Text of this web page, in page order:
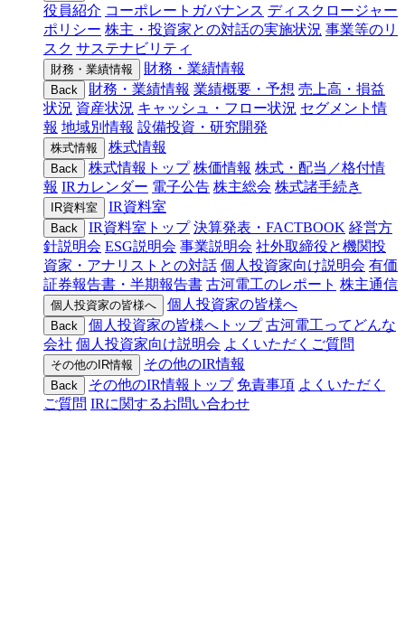
役員紹介 コーポレートガバナンス ディスクロージャー
ポリシー 株主・投資家との対話の実施状況 事業等のリ
スク サステナビリティ
財務・業績情報 財務・業績情報
Back 財務・業績情報 業績概要・予想 売上高・損益
状況 資産状況 キャッシュ・フロー状況 セグメント情
報 地域別情報 設備投資・研究開発
株式情報 株式情報
Back 株式情報トップ 株価情報 株式・配当／格付情
報 IRカレンダー 電子公告 株主総会 株式諸手続き
IR資料室 IR資料室
Back IR資料室トップ 決算発表・FACTBOOK 経営方
針説明会 ESG説明会 事業説明会 社外取締役と機関投
資家・アナリストとの対話 個人投資家向け説明会 有価
証券報告書・半期報告書 古河電工のレポート 株主通信
個人投資家の皆様へ 個人投資家の皆様へ
Back 個人投資家の皆様へトップ 古河電工ってどんな
会社 個人投資家向け説明会 よくいただくご質問
その他のIR情報 その他のIR情報
Back その他のIR情報トップ 免責事項 よくいただく
ご質問 IRに関するお問い合わせ